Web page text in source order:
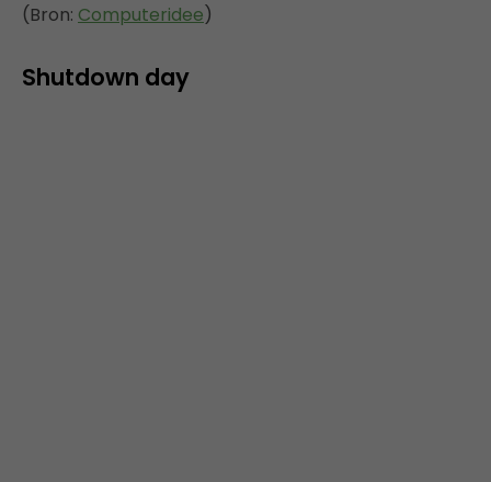
(Bron: Computeridee)
Shutdown day